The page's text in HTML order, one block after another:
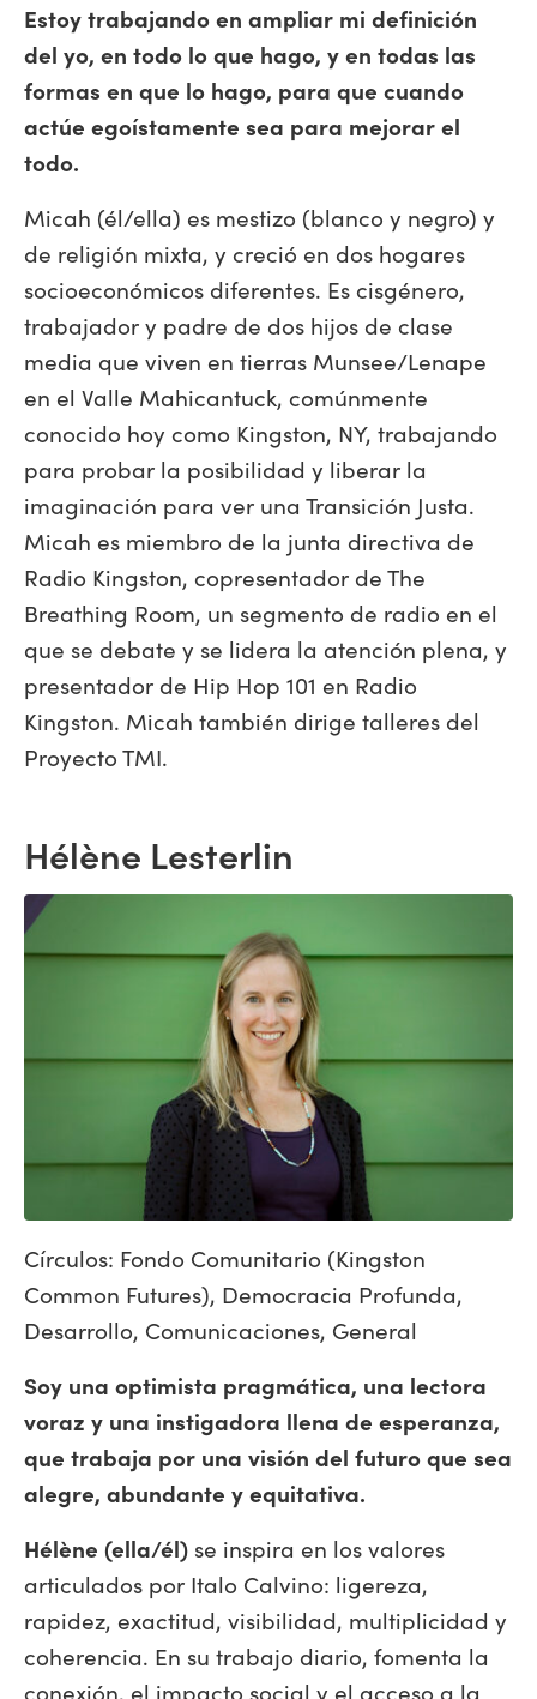
Estoy trabajando en ampliar mi definición
del yo, en todo lo que hago, y en todas las
formas en que lo hago, para que cuando
actúe egoístamente sea para mejorar el
todo.
Micah (él/ella) es mestizo (blanco y negro) y
de religión mixta, y creció en dos hogares
socioeconómicos diferentes. Es cisgénero,
trabajador y padre de dos hijos de clase
media que viven en tierras Munsee/Lenape
en el Valle Mahicantuck, comúnmente
conocido hoy como Kingston, NY, trabajando
para probar la posibilidad y liberar la
imaginación para ver una Transición Justa.
Micah es miembro de la junta directiva de
Radio Kingston, copresentador de The
Breathing Room, un segmento de radio en el
que se debate y se lidera la atención plena, y
presentador de Hip Hop 101 en Radio
Kingston. Micah también dirige talleres del
Proyecto TMI.
Hélène Lesterlin
Círculos: Fondo Comunitario (Kingston
Common Futures), Democracia Profunda,
Desarrollo, Comunicaciones, General
Soy una optimista pragmática, una lectora
voraz y una instigadora llena de esperanza,
que trabaja por una visión del futuro que sea
alegre, abundante y equitativa.
Hélène (ella/él)se inspira en los valores
articulados por Italo Calvino: ligereza,
rapidez, exactitud, visibilidad, multiplicidad y
coherencia. En su trabajo diario, fomenta la
conexión, el impacto social y el acceso a la